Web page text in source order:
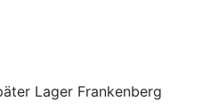
Lager Frankenberg